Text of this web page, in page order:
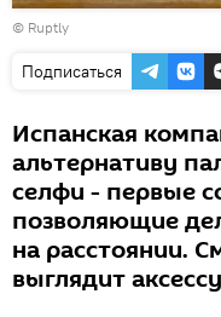
Воспроизвести
видео
© Ruptly
Подписаться
Испанская
альтернативу
селфи - первые
позволяющие
на расстоянии.
выглядит